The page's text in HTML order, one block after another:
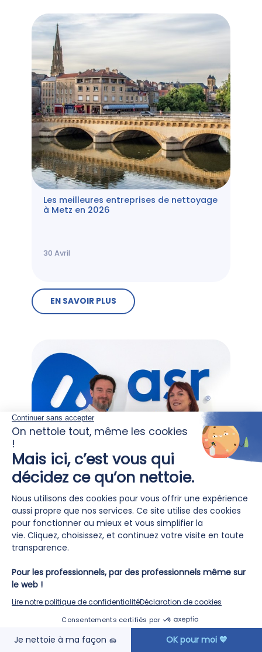
Les meilleures entreprises de nettoyage
à Metz en 2026
30 Avril
EN SAVOIR PLUS
✨ Nouvelle franchisée, nouvelle énergie
chez ASR Nettoyage !
30